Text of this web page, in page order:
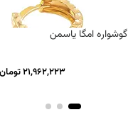
گوشواره امگا یاسمن
21,962,223 تومان